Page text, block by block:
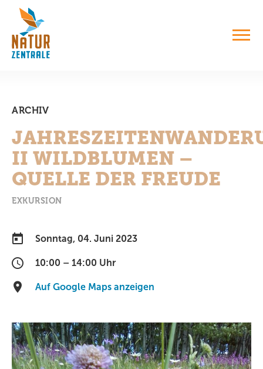
ARCHIV
II WILDBLUMEN –
QUELLE DER FREUDE
EXKURSION
Sonntag, 04. Juni 2023
10:00 – 14:00 Uhr
Auf Google Maps anzeigen